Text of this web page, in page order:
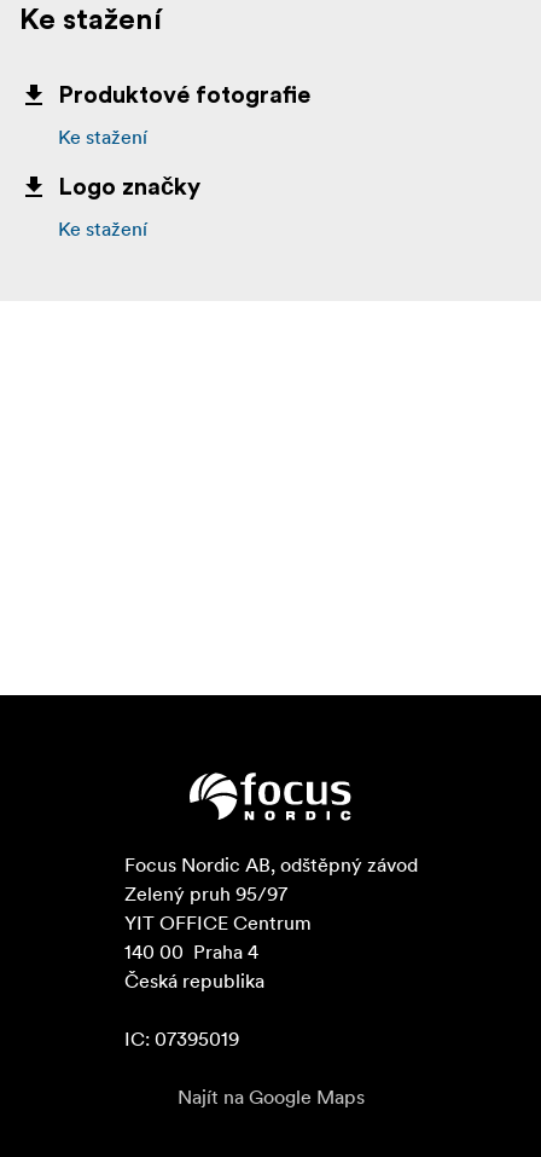
Ke stažení
Produktové fotografie
Ke stažení
Logo značky
Ke stažení
Focus Nordic AB, odštěpný závod
Zelený pruh 95/97
YIT OFFICE Centrum
140 00  Praha 4
Česká republika
IC: 07395019
Najít na Google Maps